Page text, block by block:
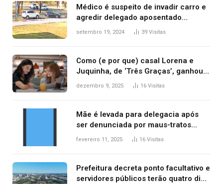
Médico é suspeito de invadir carro e
agredir delegado aposentado
durante confusão no trânsito
setembro 19, 2024 39 Visitas
Como (e por que) casal Lorena e
Juquinha, de ‘Três Graças’, ganhou
repercussão internacional
dezembro 9, 2025 16 Visitas
Mãe é levada para delegacia após
ser denunciada por maus-tratos
contra dois filhos, diz polícia
fevereiro 11, 2025 16 Visitas
Prefeitura decreta ponto facultativo e
servidores públicos terão quatro dias